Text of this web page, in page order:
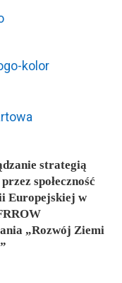
strategią
społeczność
Europejskiej w
„Rozwój Ziemi